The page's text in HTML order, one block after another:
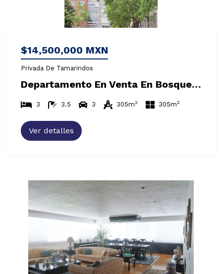
$14,500,000 MXN
Privada De Tamarindos
Departamento En Venta En Bosques De Las Lomas
3 3.5 3 305m2 305m2
Ver detalles